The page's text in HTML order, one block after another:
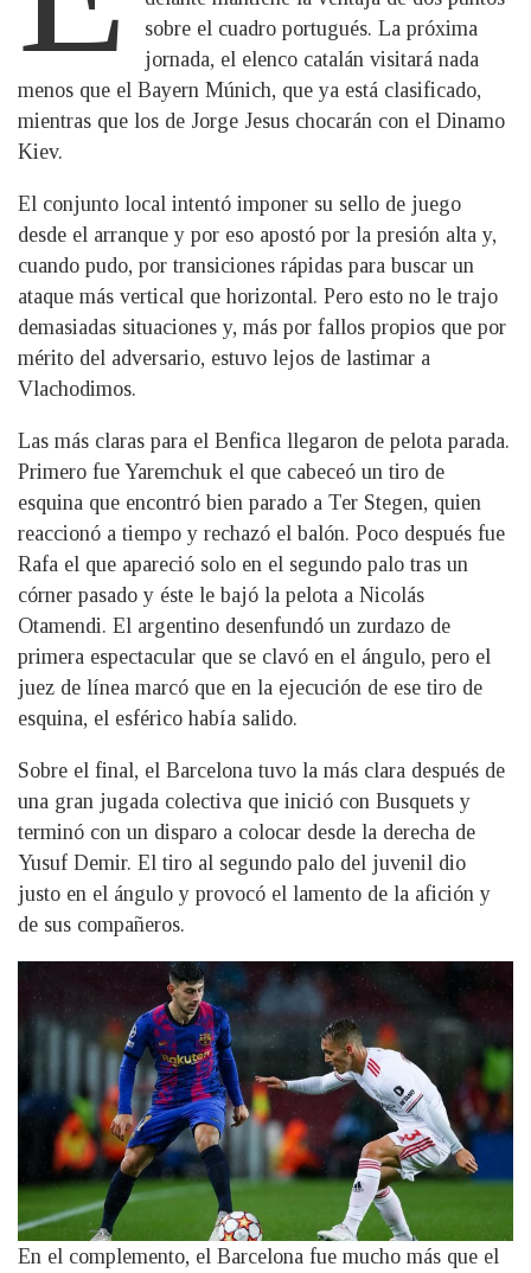
sobre el cuadro portugués. La próxima
jornada, el elenco catalán visitará nada
menos que el Bayern Múnich, que ya está clasificado,
mientras que los de Jorge Jesus chocarán con el Dinamo
Kiev.
El conjunto local intentó imponer su sello de juego
desde el arranque y por eso apostó por la presión alta y,
cuando pudo, por transiciones rápidas para buscar un
ataque más vertical que horizontal. Pero esto no le trajo
demasiadas situaciones y, más por fallos propios que por
mérito del adversario, estuvo lejos de lastimar a
Vlachodimos.
Las más claras para el Benfica llegaron de pelota parada.
Primero fue Yaremchuk el que cabeceó un tiro de
esquina que encontró bien parado a Ter Stegen, quien
reaccionó a tiempo y rechazó el balón. Poco después fue
Rafa el que apareció solo en el segundo palo tras un
córner pasado y éste le bajó la pelota a Nicolás
Otamendi. El argentino desenfundó un zurdazo de
primera espectacular que se clavó en el ángulo, pero el
juez de línea marcó que en la ejecución de ese tiro de
esquina, el esférico había salido.
Sobre el final, el Barcelona tuvo la más clara después de
una gran jugada colectiva que inició con Busquets y
terminó con un disparo a colocar desde la derecha de
Yusuf Demir. El tiro al segundo palo del juvenil dio
justo en el ángulo y provocó el lamento de la afición y
de sus compañeros.
En el complemento, el Barcelona fue mucho más que el